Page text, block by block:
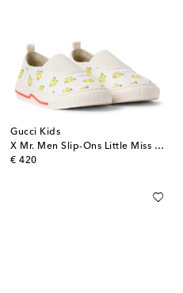
Gucci Kids
X Mr. Men Slip-Ons Little Miss GG
€ 420
original price